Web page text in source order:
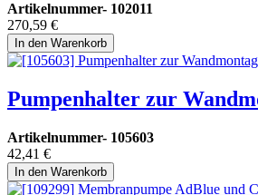
Artikelnummer- 102011
270,59 €
In den Warenkorb
Pumpenhalter zur
Artikelnummer- 105603
42,41 €
In den Warenkorb